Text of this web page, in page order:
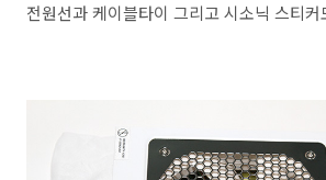
전원선과 케이블타이 그리고 시소닉 스티커